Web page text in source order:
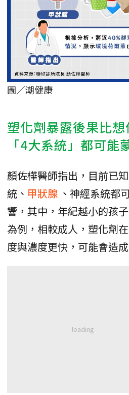
圖／潮健康
塑化劑暴露後果比
「4大系統」都可能
顏佐樺醫師指出，目前已知
統、 甲狀腺 、神經系統都
響，其中，年紀越小的孩
為例，相較成人，塑化劑
度與濃度更快，可能會造